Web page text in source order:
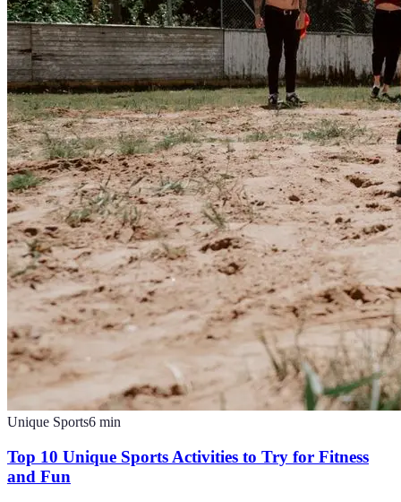
Unique Sports6 min
Top 10 Unique Sports Activities to Try for Fitness
and Fun